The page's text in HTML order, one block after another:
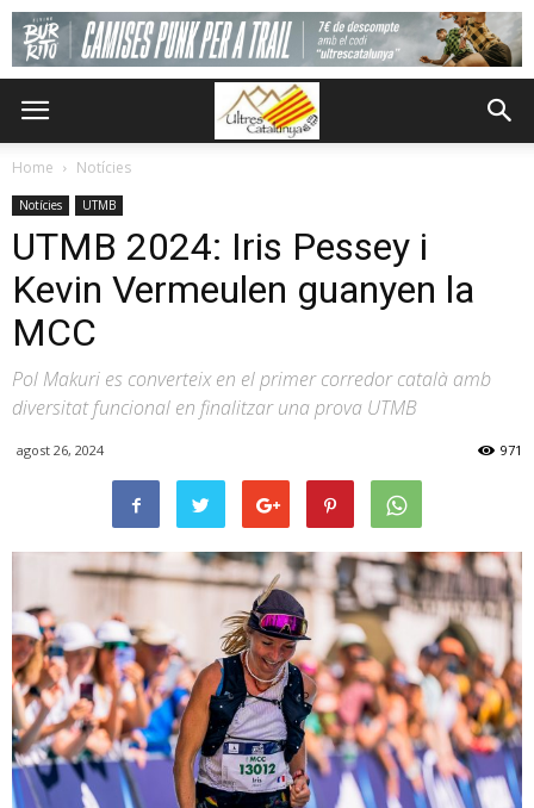
Home Notícies
Notícies UTMB
UTMB 2024: Iris Pessey i
Kevin Vermeulen guanyen la
MCC
Pol Makuri es converteix en el primer corredor català amb
diversitat funcional en finalitzar una prova UTMB
agost 26, 2024 971